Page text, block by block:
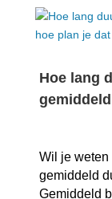
Hoe lang
Wil je
gemiddeld
Gemiddeld